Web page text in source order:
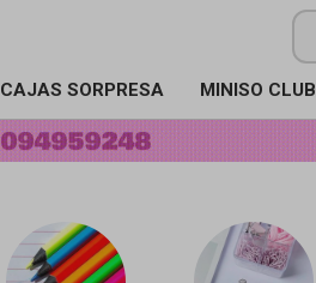
CAJAS SORPRESA MINISO CLUB